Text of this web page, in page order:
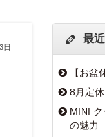
日
最
【お盆
8月定休
MINI
の魅力